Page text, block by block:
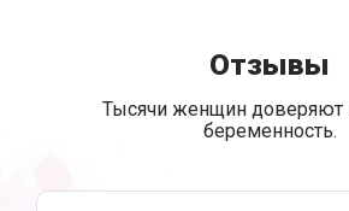
Отзывы
Тысячи женщин
беременность.